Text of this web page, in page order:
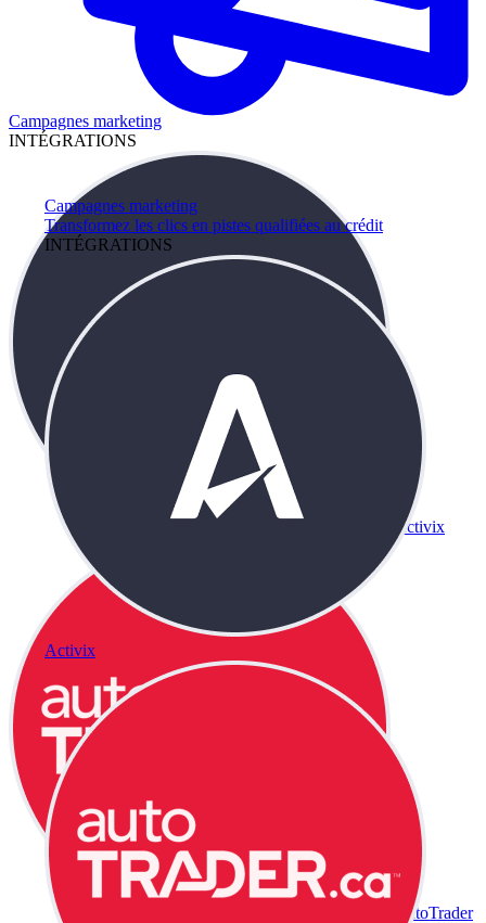
Campagnes marketing
Transformez les clics en pistes qualifiées au crédit
INTÉGRATIONS
Activix
Campagnes marketing
INTÉGRATIONS
Activix
AutoTrader